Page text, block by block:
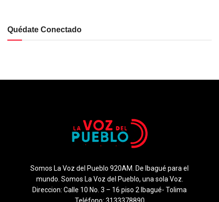
Quédate Conectado
Somos La Voz del Pueblo 920AM. De Ibagué para el
mundo. Somos La Voz del Pueblo, una sola Voz.
Direccion: Calle 10 No. 3 – 16 piso 2 Ibagué- Tolima